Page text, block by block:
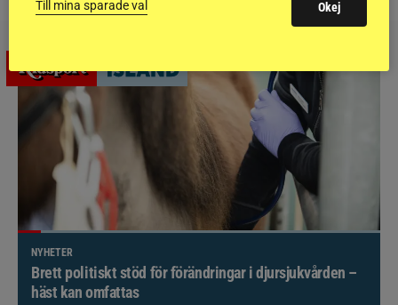
NYHETER
Brett politiskt stöd för förändringar i djursjukvården –
häst kan omfattas
Till mina sparade val Okej